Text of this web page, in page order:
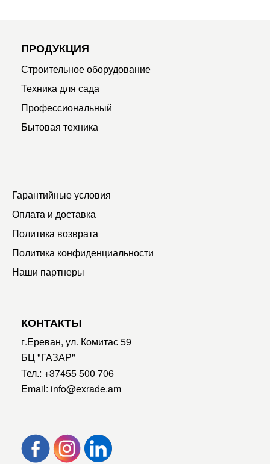
ПРОДУКЦИЯ
Строительное оборудование
Техника для сада
Профессиональный
Бытовая техника
Гарантийные условия
Оплата и доставка
Политика возврата
Политика конфиденциальности
Наши партнеры
КОНТАКТЫ
г.Ереван, ул. Комитас 59
БЦ "ГАЗАР"
Тел.: +37455 500 706
Email: info@exrade.am